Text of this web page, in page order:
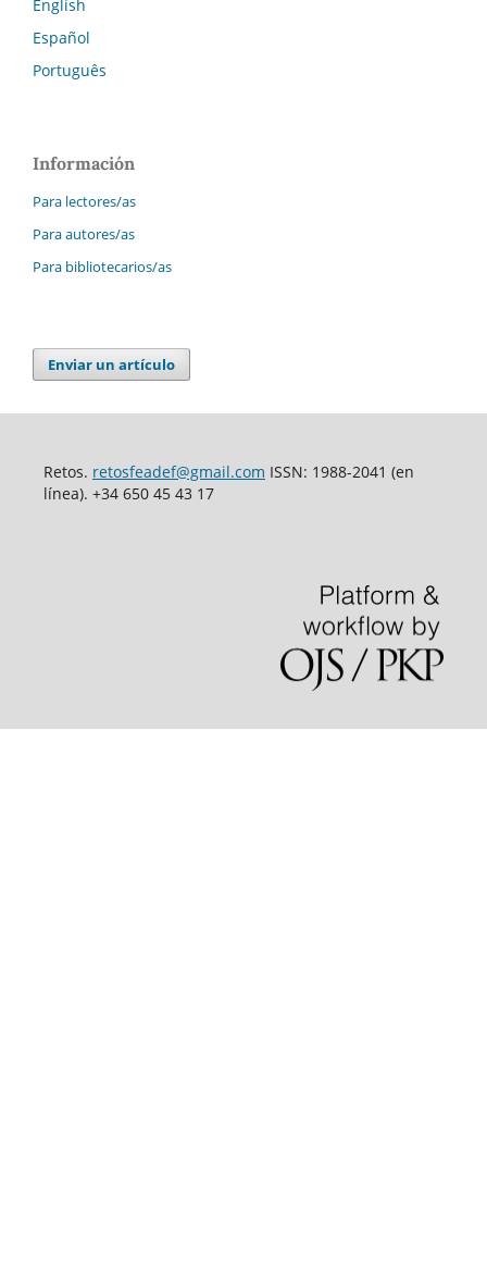
English
Español
Português
Información
Para lectores/as
Para autores/as
Para bibliotecarios/as
Enviar un artículo
Retos. retosfeadef@gmail.com ISSN: 1988-2041 (en
línea). +34 650 45 43 17